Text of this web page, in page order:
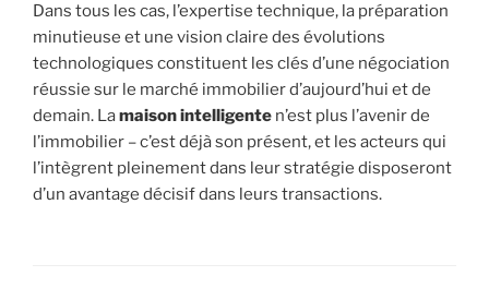
Dans tous les cas, l’expertise technique, la préparation
minutieuse et une vision claire des évolutions
technologiques constituent les clés d’une négociation
réussie sur le marché immobilier d’aujourd’hui et de
demain. Lamaison intelligente n’est plus l’avenir de
l’immobilier – c’est déjà son présent, et les acteurs qui
l’intègrent pleinement dans leur stratégie disposeront
d’un avantage décisif dans leurs transactions.